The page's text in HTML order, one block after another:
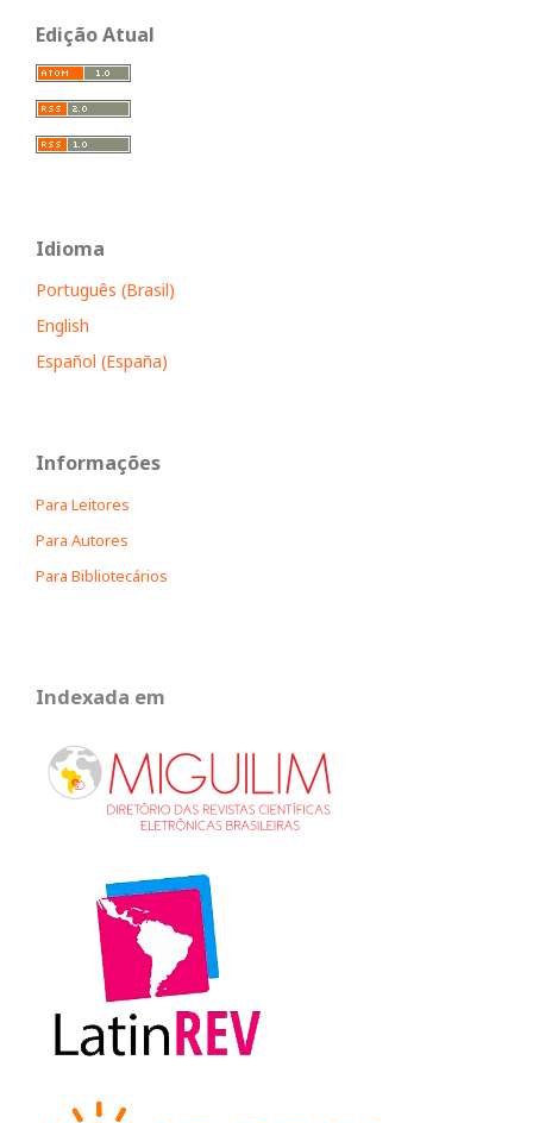
Edição Atual
Idioma
Português (Brasil)
English
Español (España)
Informações
Para Leitores
Para Autores
Para Bibliotecários
Indexada em